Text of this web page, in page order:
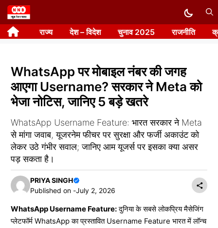
Skip
to
content राज्य देश – विदेश चुनाव 2025 राजनीति
WhatsApp पर मोबाइल नंबर की जगह
आएगा Username? सरकार ने Meta को
भेजा नोटिस, जानिए 5 बड़े खतरे
WhatsApp Username Feature: भारत सरकार ने Meta
से मांगा जवाब, यूजरनेम फीचर पर सुरक्षा और फर्जी अकाउंट को
लेकर उठे गंभीर सवाल; जानिए आम यूजर्स पर इसका क्या असर
पड़ सकता है।
PRIYA SINGH
Published on -July 2, 2026
WhatsApp Username Feature:दुनिया के सबसे लोकप्रिय मैसेजिंग
प्लेटफॉर्म WhatsApp का प्रस्तावित Username Feature भारत में लॉन्च